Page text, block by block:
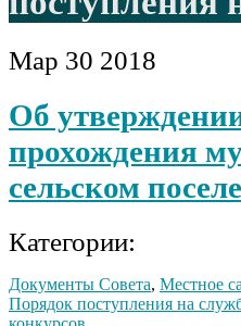
Мар 30 2018
Об
прохождения
сельском
Категории:
Документы Совета, Местное
Порядок поступления на